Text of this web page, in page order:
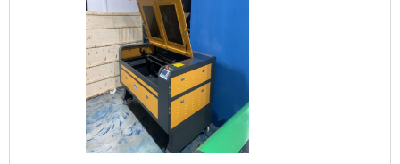
procuram este tipo de equipamento para a
realização de praticamente qualquer tipo de
item, graças às o.